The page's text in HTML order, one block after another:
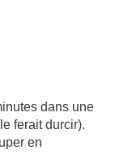
dans une
ferait durcir).
en